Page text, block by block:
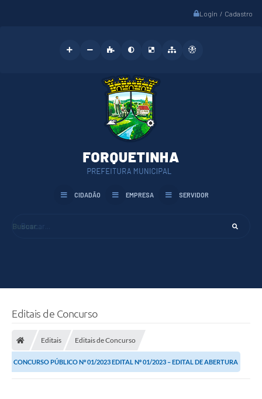
Login / Cadastro
Buscar...
CIDADÃO EMPRESA SERVIDOR
Editais de Concurso
Editais Editais de Concurso
CONCURSO PÚBLICO Nº 01/2023 EDITAL Nº 01/2023 – EDITAL DE ABERTURA